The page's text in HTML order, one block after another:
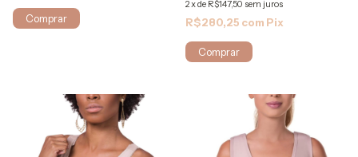
Comprar
2xde R$147,50 sem juros
R$280,25 com Pix
Comprar